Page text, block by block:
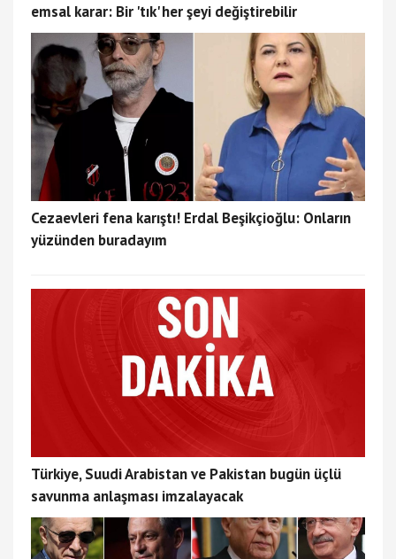
emsal karar: Bir 'tık' her şeyi değiştirebilir
Cezaevleri fena karıştı! Erdal Beşikçioğlu: Onların
yüzünden buradayım
Türkiye, Suudi Arabistan ve Pakistan bugün üçlü
savunma anlaşması imzalayacak